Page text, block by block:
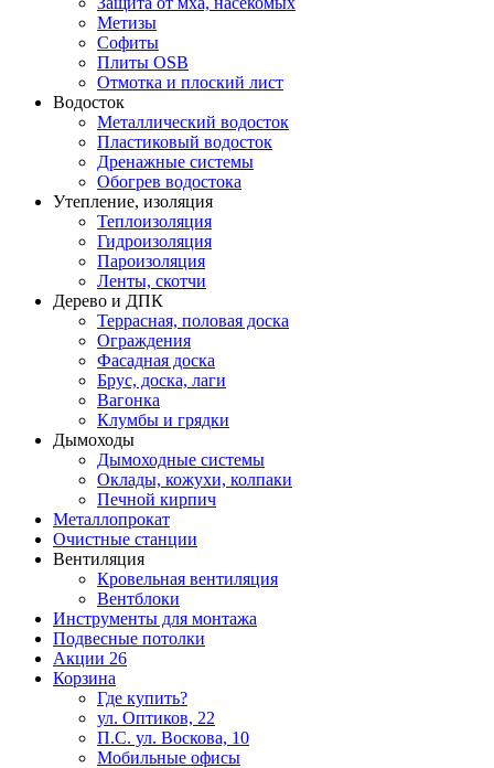
Метизы
Софиты
Плиты OSB
Отмотка и плоский лист
Водосток
Металлический водосток
Пластиковый водосток
Дренажные системы
Обогрев водостока
Утепление, изоляция
Теплоизоляция
Гидроизоляция
Пароизоляция
Ленты, скотчи
Дерево и ДПК
Террасная, половая доска
Ограждения
Фасадная доска
Брус, доска, лаги
Вагонка
Клумбы и грядки
Дымоходы
Дымоходные системы
Оклады, кожухи, колпаки
Печной кирпич
Металлопрокат
Очистные станции
Вентиляция
Кровельная вентиляция
Вентблоки
Инструменты для монтажа
Подвесные потолки
Акции 26
Корзина
Где купить?
ул. Оптиков, 22
П.С. ул. Воскова, 10
Мобильные офисы